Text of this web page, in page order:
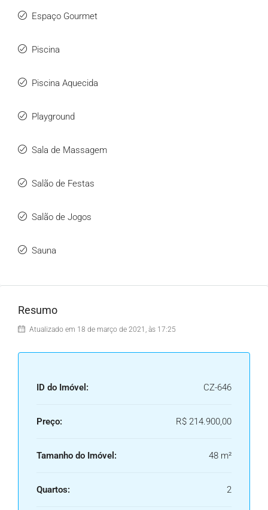
Espaço Gourmet
Piscina
Piscina Aquecida
Playground
Sala de Massagem
Salão de Festas
Salão de Jogos
Sauna
Resumo
Atualizado em 18 de março de 2021, às 17:25
ID do Imóvel: CZ-646
Preço: R$ 214.900,00
Tamanho do Imóvel: 48 m²
Quartos: 2